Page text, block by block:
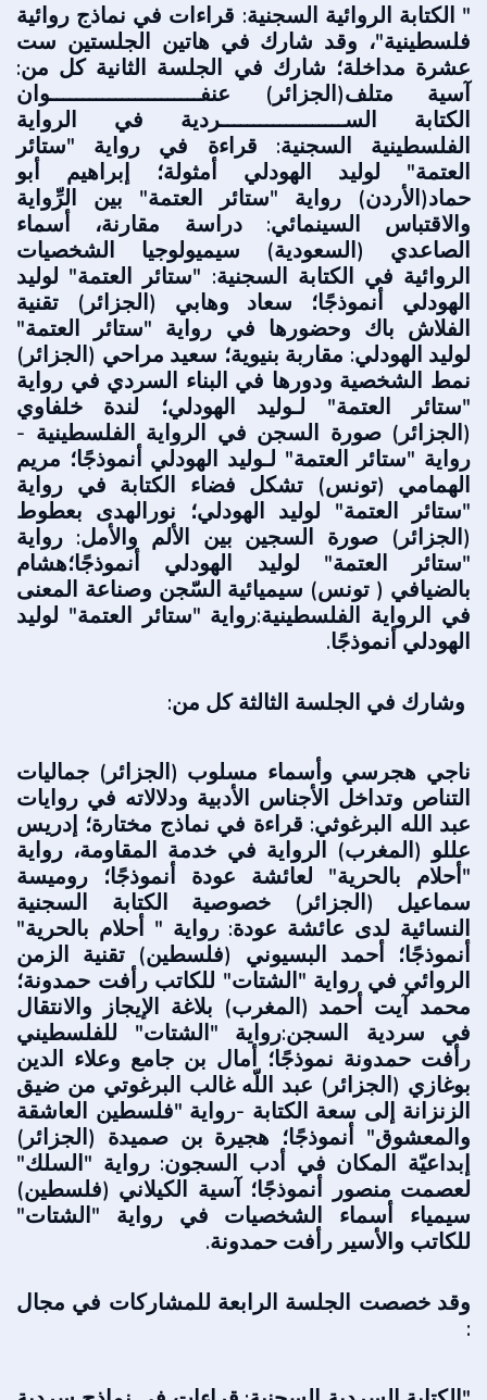
" الكتابة الروائية السجنية: قراءات في نماذج روائية
فلسطينية"، وقد شارك في هاتين الجلستين ست
عشرة مداخلة؛ شارك في الجلسة الثانية كل من:
آسية متلف(الجزائر) عنفـــــــــــــــــــــــوان
الكتابة الســـــــــــــــــــردية في الرواية
الفلسطينية السجنية: قراءة في رواية "ستائر
العتمة" لوليد الهودلي أمثولة؛ إبراهيم أبو
حماد(الأردن) رواية "ستائر العتمة" بين الرِّواية
والاقتباس السينمائي: دراسة مقارنة، أسماء
الصاعدي (السعودية) سيميولوجيا الشخصيات
الروائية في الكتابة السجنية: "ستائر العتمة" لوليد
الهودلي أنموذجًا؛ سعاد وهابي (الجزائر) تقنية
الفلاش باك وحضورها في رواية "ستائر العتمة"
لوليد الهودلي: مقاربة بنيوية؛ سعيد مراحي (الجزائر)
نمط الشخصية ودورها في البناء السردي في رواية
"ستائر العتمة" لـوليد الهودلي؛ لندة خلفاوي
(الجزائر) صورة السجن في الرواية الفلسطينية -
رواية "ستائر العتمة" لـوليد الهودلي أنموذجًا؛ مريم
الهمامي (تونس) تشكل فضاء الكتابة في رواية
"ستائر العتمة" لوليد الهودلي؛ نورالهدى بعطوط
(الجزائر) صورة السجين بين الألم والأمل: رواية
"ستائر العتمة" لوليد الهودلي أنموذجًا؛هشام
بالضيافي ( تونس) سيميائية السّجن وصناعة المعنى
في الرواية الفلسطينية:رواية "ستائر العتمة" لوليد
الهودلي أنموذجًا.
وشارك في الجلسة الثالثة كل من:
ناجي هجرسي وأسماء مسلوب (الجزائر) جماليات
التناص وتداخل الأجناس الأدبية ودلالاته في روايات
عبد الله البرغوثي: قراءة في نماذج مختارة؛ إدريس
عللو (المغرب) الرواية في خدمة المقاومة، رواية
"أحلام بالحرية" لعائشة عودة أنموذجًا؛ روميسة
سماعيل (الجزائر) خصوصية الكتابة السجنية
النسائية لدى عائشة عودة: رواية " أحلام بالحرية"
أنموذجًا؛ أحمد البسيوني (فلسطين) تقنية الزمن
الروائي في رواية "الشتات" للكاتب رأفت حمدونة؛
محمد آيت أحمد (المغرب) بلاغة الإيجاز والانتقال
في سردية السجن:رواية "الشتات" للفلسطيني
رأفت حمدونة نموذجًا؛ أمال بن جامع وعلاء الدين
بوغازي (الجزائر) عبد اللّه غالب البرغوتي من ضيق
الزنزانة إلى سعة الكتابة -رواية "فلسطين العاشقة
والمعشوق" أنموذجًا؛ هجيرة بن صميدة (الجزائر)
إبداعيّة المكان في أدب السجون: رواية "السلك"
لعصمت منصور أنموذجًا؛ آسية الكيلاني (فلسطين)
سيمياء أسماء الشخصيات في رواية "الشتات"
للكاتب والأسير رأفت حمدونة.
وقد خصصت الجلسة الرابعة للمشاركات في مجال
: